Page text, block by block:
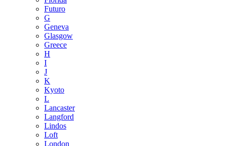
Futuro
G
Geneva
Glasgow
Greece
H
I
J
K
Kyoto
L
Lancaster
Langford
Lindos
Loft
London